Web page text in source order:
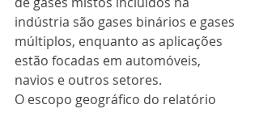
indústria são gases binários e gases
múltiplos, enquanto as aplicações
estão focadas em automóveis,
navios e outros setores.
O escopo geográfico do relatório